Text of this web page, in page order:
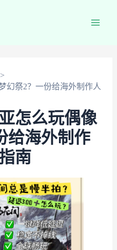
幻祭2？一份给海外制作人
怎么玩偶像
给海外制作
南